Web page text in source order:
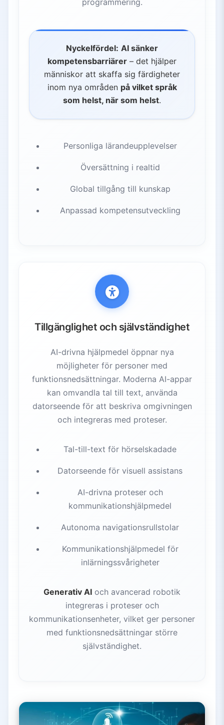
programmering.
Nyckelfördel: AI sänker
kompetensbarriärer – det hjälper
människor att skaffa sig färdigheter
inom nya områden på vilket språk
som helst, när som helst.
Personliga lärandeupplevelser
Översättning i realtid
Global tillgång till kunskap
Anpassad kompetensutveckling
Tillgänglighet och självständighet
AI-drivna hjälpmedel öppnar nya
möjligheter för personer med
funktionsnedsättningar. Moderna AI-appar
kan omvandla tal till text, använda
datorseende för att beskriva omgivningen
och integreras med proteser.
Tal-till-text för hörselskadade
Datorseende för visuell assistans
AI-drivna proteser och
kommunikationshjälpmedel
Autonoma navigationsrullstolar
Kommunikationshjälpmedel för
inlärningssvårigheter
Generativ AI och avancerad robotik
integreras i proteser och
kommunikationsenheter, vilket ger personer
med funktionsnedsättningar större
självständighet.